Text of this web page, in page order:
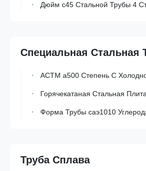
Дюйм c45 Стальной Трубы 4 Стены st37 15Mo3
Специальная Стальная
АСТМ a500 Степень C Холоднообразованные Бесшовные Квадратные
Горячекатаная Стальная Плита ASTM a131 Класса ah32 Высокой Прочности С Пределом
Форма Трубы саэ1010 Углерода Особенная Стальная
Труба Сплава